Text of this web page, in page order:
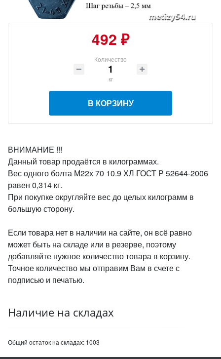
492 ₽
Количество
кг
В КОРЗИНУ
ВНИМАНИЕ !!!
Данный товар продаётся в килограммах.
Вес одного болта М22х 70 10.9 ХЛ ГОСТ Р 52644-2006
равен 0,314 кг.
При покупке округляйте вес до целых килограмм в
большую сторону.
Если товара нет в наличии на сайте, он всё равно
может быть на складе или в резерве, поэтому
добавляйте нужное количество товара в корзину.
Точное количество мы отправим Вам в счете с
подписью и печатью.
Наличие на складах
Общий остаток на складах: 1003